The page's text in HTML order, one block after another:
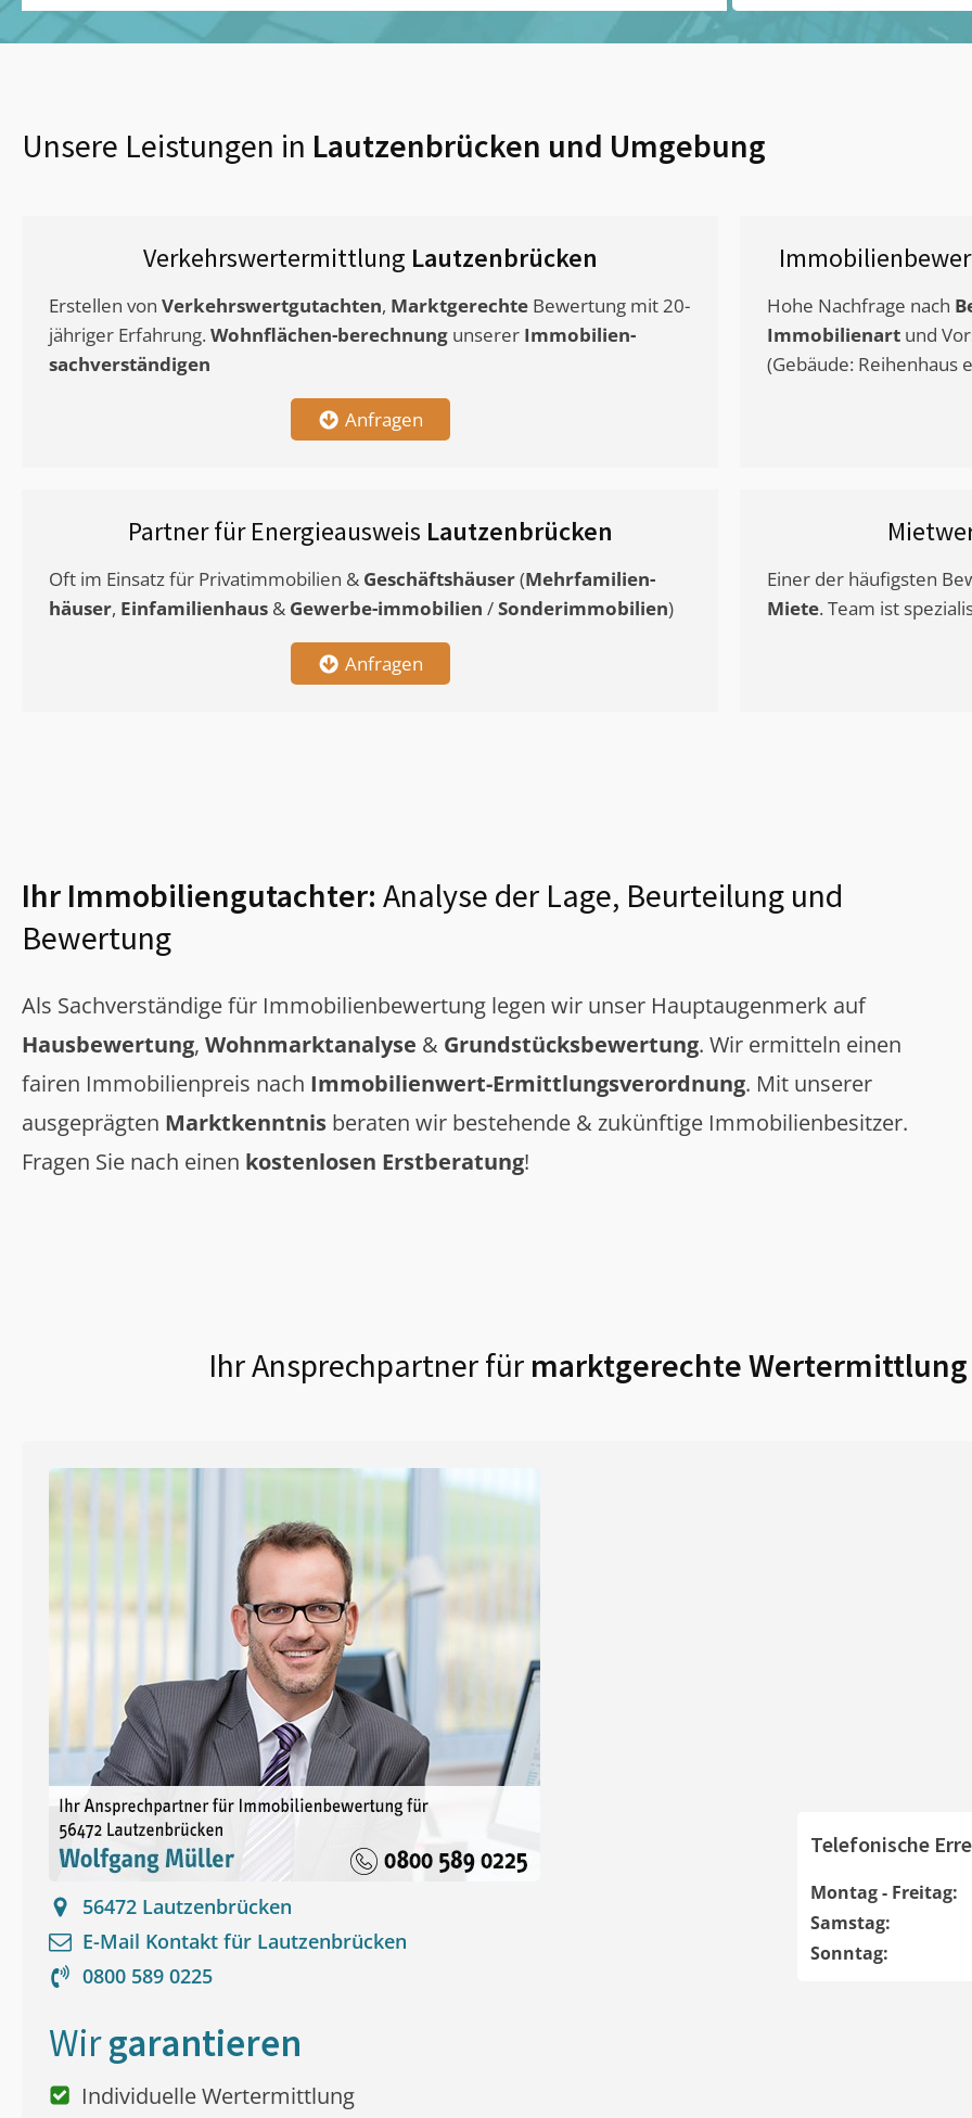
Unsere Leistungen in Lautzenbrücken und Umgebung
Verkehrswertermittlung Lautzenbrücken
Erstellen von Verkehrswertgutachten, Marktgerechte Bewertung mit 20-
jähriger Erfahrung. Wohnflächen-berechnung unserer Immobilien-
sachverständigen
Anfragen
Hohe Nachfrage nach
Immobilienart und
(Gebäude: Reihenhaus
Partner für Energieausweis Lautzenbrücken
Oft im Einsatz für Privatimmobilien & Geschäftshäuser(Mehrfamilien-
häuser, Einfamilienhaus & Gewerbe-immobilien /Sonderimmobilien)
Anfragen
Einer der häufigsten
Miete. Team ist
Ihr Immobiliengutachter: Analyse der Lage, Beurteilung und
Bewertung
Als Sachverständige für Immobilienbewertung legen wir unser Hauptaugenmerk auf
Hausbewertung, Wohnmarktanalyse & Grundstücksbewertung. Wir ermitteln einen
fairen Immobilienpreis nach Immobilienwert-Ermittlungsverordnung. Mit unserer
ausgeprägten Marktkenntnis beraten wir bestehende & zukünftige Immobilienbesitzer.
Fragen Sie nach einen kostenlosen Erstberatung!
Ihr Ansprechpartner fürmarktgerechte
56472 Lautzenbrücken
E-Mail Kontakt für Lautzenbrücken
0800 589 0225
Telefonische
Montag - Freitag:
Samstag:
Sonntag:
Wirgarantieren
Individuelle Wertermittlung